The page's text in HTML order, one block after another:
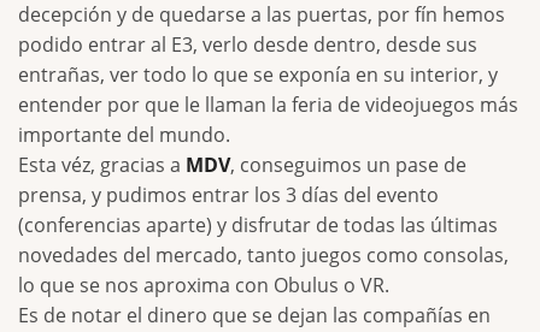
decepción y de quedarse a las puertas, por fín hemos
podido entrar al E3, verlo desde dentro, desde sus
entrañas, ver todo lo que se exponía en su interior, y
entender por que le llaman la feria de videojuegos más
importante del mundo.
Esta véz, gracias a MDV, conseguimos un pase de
prensa, y pudimos entrar los 3 días del evento
(conferencias aparte) y disfrutar de todas las últimas
novedades del mercado, tanto juegos como consolas,
lo que se nos aproxima con Obulus o VR.
Es de notar el dinero que se dejan las compañías en